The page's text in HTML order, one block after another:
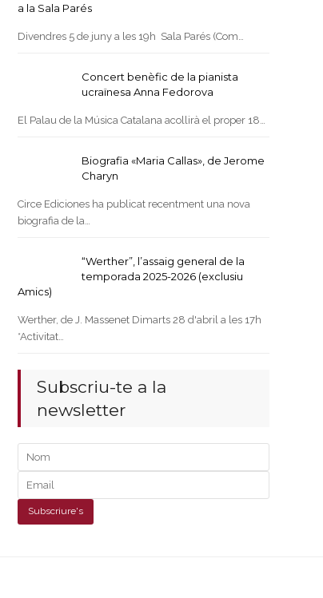
a la Sala Parés
Divendres 5 de juny a les 19h Sala Parés (Com…
Concert benèfic de la pianista
ucraïnesa Anna Fedorova
El Palau de la Música Catalana acollirà el proper 18…
Biografia «Maria Callas», de Jerome
Charyn
Circe Ediciones ha publicat recentment una nova
biografia de la…
“Werther”, l’assaig general de la
temporada 2025-2026 (exclusiu
Amics)
Werther, de J. Massenet Dimarts 28 d'abril a les 17h
*Activitat…
Subscriu-te a la
newsletter